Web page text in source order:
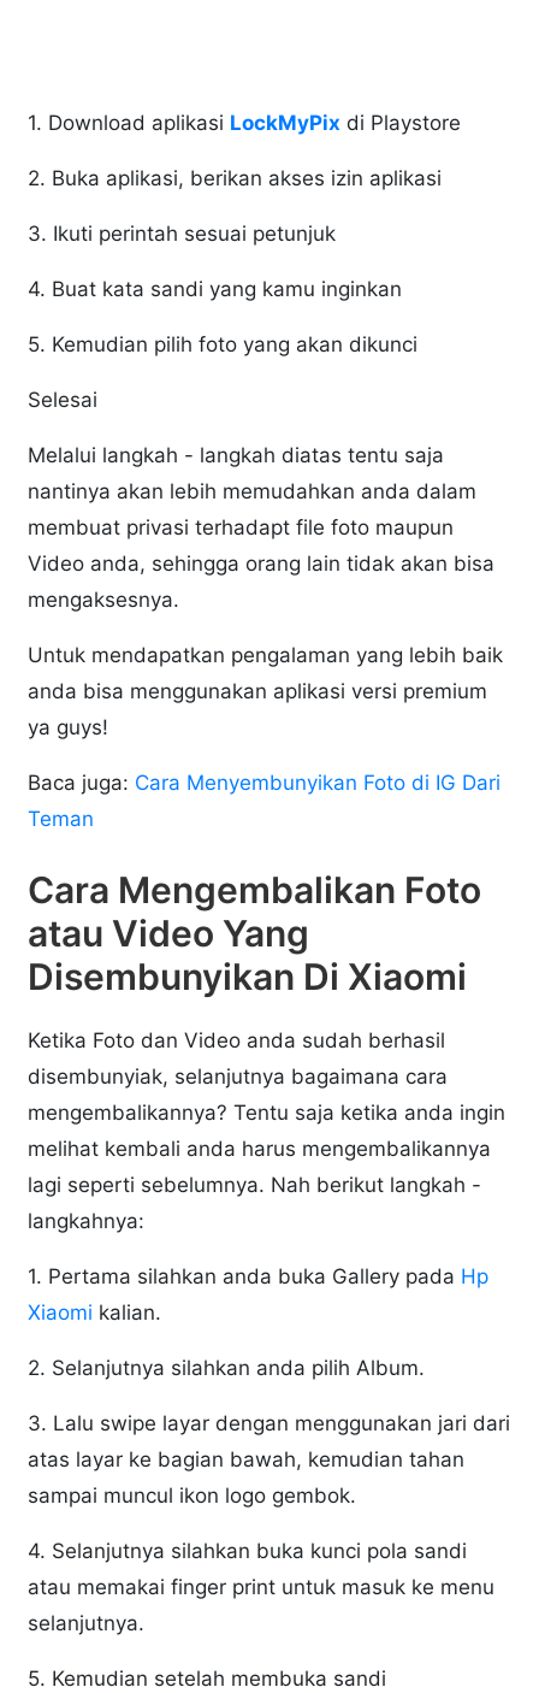
1. Download aplikasi LockMyPix di Playstore
2. Buka aplikasi, berikan akses izin aplikasi
3. Ikuti perintah sesuai petunjuk
4. Buat kata sandi yang kamu inginkan
5. Kemudian pilih foto yang akan dikunci
Selesai
Melalui langkah - langkah diatas tentu saja
nantinya akan lebih memudahkan anda dalam
membuat privasi terhadapt file foto maupun
Video anda, sehingga orang lain tidak akan bisa
mengaksesnya.
Untuk mendapatkan pengalaman yang lebih baik
anda bisa menggunakan aplikasi versi premium
ya guys!
Baca juga: Cara Menyembunyikan Foto di IG Dari
Teman
Cara Mengembalikan Foto
atau Video Yang
Disembunyikan Di Xiaomi
Ketika Foto dan Video anda sudah berhasil
disembunyiak, selanjutnya bagaimana cara
mengembalikannya? Tentu saja ketika anda ingin
melihat kembali anda harus mengembalikannya
lagi seperti sebelumnya. Nah berikut langkah -
langkahnya:
1. Pertama silahkan anda buka Gallery pada Hp
Xiaomi kalian.
2. Selanjutnya silahkan anda pilih Album.
3. Lalu swipe layar dengan menggunakan jari dari
atas layar ke bagian bawah, kemudian tahan
sampai muncul ikon logo gembok.
4. Selanjutnya silahkan buka kunci pola sandi
atau memakai finger print untuk masuk ke menu
selanjutnya.
5. Kemudian setelah membuka sandi